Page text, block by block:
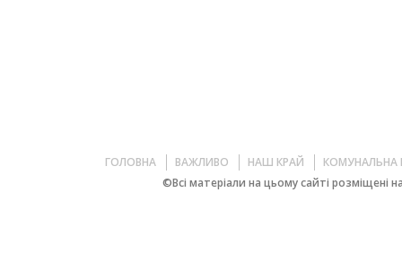
ГОЛОВНА ВАЖЛИВО НАШ КРАЙ
КОМУНАЛЬНА
©Всі матеріали на цьому сайті розміщені